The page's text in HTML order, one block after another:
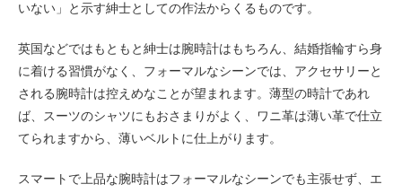
いない」と示す紳士としての作法からくるものです。
英国などではもともと紳士は腕時計はもちろん、結婚指輪すら身
に着ける習慣がなく、フォーマルなシーンでは、アクセサリーと
される腕時計は控えめなことが望まれます。薄型の時計であれ
ば、スーツのシャツにもおさまりがよく、ワニ革は薄い革で仕立
てられますから、薄いベルトに仕上がります。
スマートで上品な腕時計はフォーマルなシーンでも主張せず、エ